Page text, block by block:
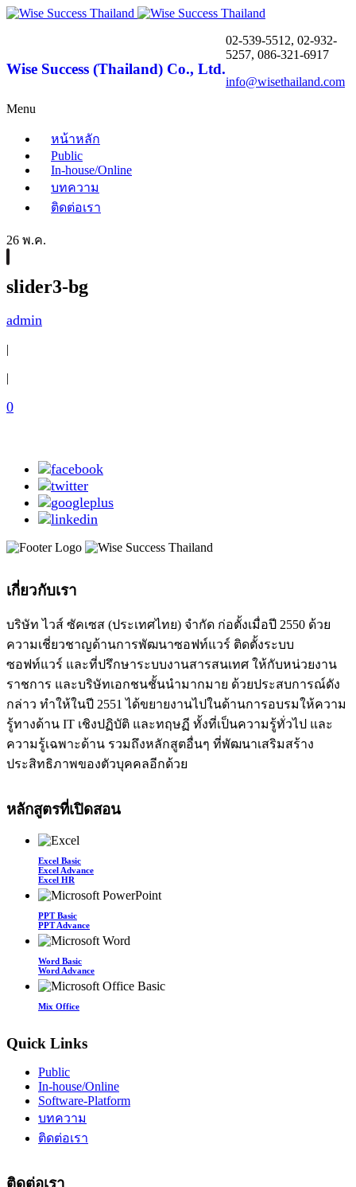
Wise Success (Thailand) Co., Ltd.
02-539-5512, 02-932-
5257, 086-321-6917
info@wisethailand.com
Menu
หน้าหลัก
Public
In-house/Online
บทความ
ติดต่อเรา
26 พ.ค.
slider3-bg
admin
|
|
0
เกี่ยวกับเรา
บริษัท ไวส์ ซัคเซส (ประเทศไทย) จำกัด ก่อตั้งเมื่อปี 2550 ด้วย
ความเชี่ยวชาญด้านการพัฒนาซอฟท์แวร์ ติดตั้งระบบ
ซอฟท์แวร์ และที่ปรึกษาระบบงานสารสนเทศ ให้กับหน่วยงาน
ราชการ และบริษัทเอกชนชั้นนำมากมาย ด้วยประสบการณ์ดัง
กล่าว ทำให้ในปี 2551 ได้ขยายงานไปในด้านการอบรมให้ความ
รู้ทางด้าน IT เชิงปฏิบัติ และทฤษฏี ทั้งที่เป็นความรู้ทั่วไป และ
ความรู้เฉพาะด้าน รวมถึงหลักสูตอื่นๆ ที่พัฒนาเสริมสร้าง
ประสิทธิภาพของตัวบุคคลอีกด้วย
หลักสูตรที่เปิดสอน
Excel Basic
Excel Advance
Excel HR
PPT Basic
PPT Advance
Word Basic
Word Advance
Mix Office
Quick Links
Public
In-house/Online
Software-Platform
บทความ
ติดต่อเรา
ติดต่อเรา